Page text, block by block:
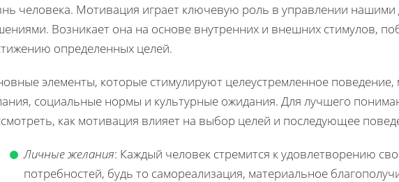
человека. Мотивация играет ключевую роль в управлении нашими
Возникает она на основе внутренних и внешних стимулов,
определенных целей.
элементы, которые стимулируют целеустремленное
социальные нормы и культурные ожидания. Для лучшего
как мотивация влияет на выбор целей и последующее
Личные желания: Каждый человек стремится к удовлетворению
потребностей, будь то самореализация, материальное